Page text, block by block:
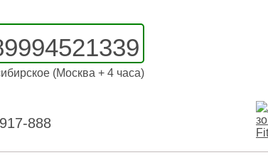
(Москва + 4 часа)
888